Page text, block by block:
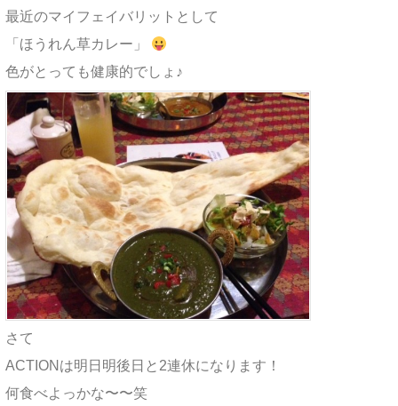
最近のマイフェイバリットとして
「ほうれん草カレー」
色がとっても健康的でしょ♪
さて
ACTIONは明日明後日と2連休になります！
何食べよっかな〜〜笑